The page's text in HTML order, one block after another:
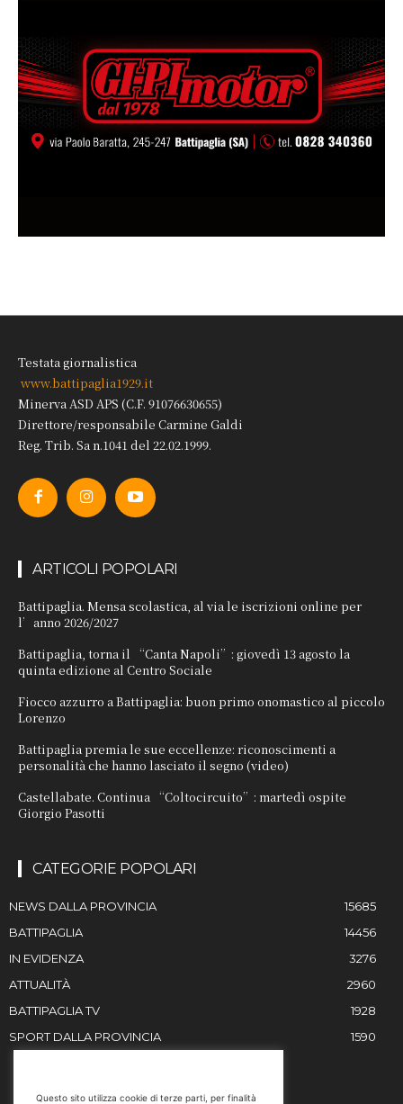
Testata giornalistica
www.battipaglia1929.it
Minerva ASD APS (C.F. 91076630655)
Direttore/responsabile Carmine Galdi
Reg. Trib. Sa n.1041 del 22.02.1999.
ARTICOLI POPOLARI
Battipaglia. Mensa scolastica, al via le iscrizioni online per
l’anno 2026/2027
Battipaglia, torna il “Canta Napoli”: giovedì 13 agosto la
quinta edizione al Centro Sociale
Fiocco azzurro a Battipaglia: buon primo onomastico al piccolo
Lorenzo
Battipaglia premia le sue eccellenze: riconoscimenti a
personalità che hanno lasciato il segno (video)
Castellabate. Continua “Coltocircuito”: martedì ospite
Giorgio Pasotti
CATEGORIE POPOLARI
NEWS DALLA PROVINCIA
15685
BATTIPAGLIA
14456
IN EVIDENZA
3276
ATTUALITÀ
2960
BATTIPAGLIA TV
1928
SPORT DALLA PROVINCIA
1590
Questo sito utilizza cookie di terze parti, per finalità